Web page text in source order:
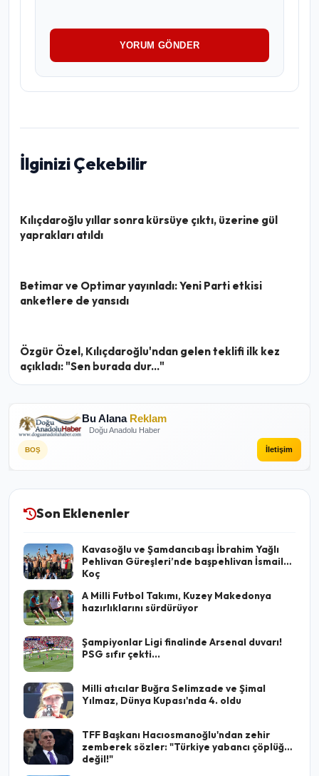
YORUM GÖNDER
İlginizi Çekebilir
Kılıçdaroğlu yıllar sonra kürsüye çıktı, üzerine gül
yaprakları atıldı
Betimar ve Optimar yayınladı: Yeni Parti etkisi
anketlere de yansıdı
Özgür Özel, Kılıçdaroğlu'ndan gelen teklifi ilk kez
açıkladı: "Sen burada dur..."
Bu Alana Reklam
Doğu Anadolu Haber
BOŞ İletişim
Son Eklenenler
Kavasoğlu ve Şamdancıbaşı İbrahim Yağlı
Pehlivan Güreşleri’nde başpehlivan İsmail
Koç
A Milli Futbol Takımı, Kuzey Makedonya
hazırlıklarını sürdürüyor
Şampiyonlar Ligi finalinde Arsenal duvarı!
PSG sıfır çekti...
Milli atıcılar Buğra Selimzade ve Şimal
Yılmaz, Dünya Kupası'nda 4. oldu
TFF Başkanı Hacıosmanoğlu'ndan zehir
zemberek sözler: "Türkiye yabancı çöplüğü
değil!"